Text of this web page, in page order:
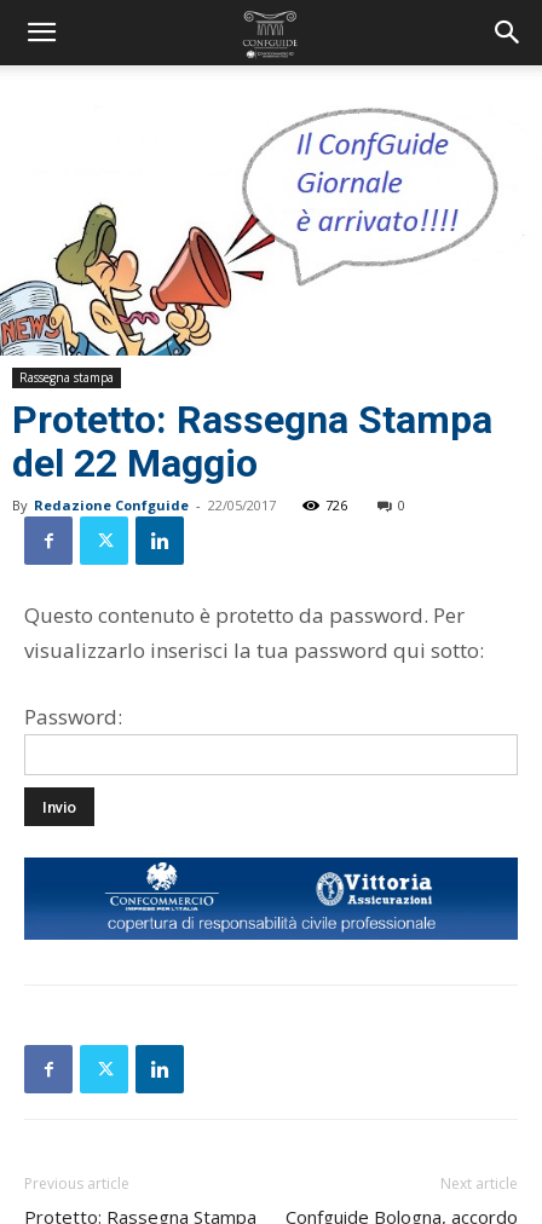
Rassegna stampa
Protetto: Rassegna Stampa
del 22 Maggio
By Redazione Confguide - 22/05/2017 726 0
Questo contenuto è protetto da password. Per
visualizzarlo inserisci la tua password qui sotto:
Password:
Previous article
Protetto: Rassegna Stampa
Next article
Confguide Bologna, accordo